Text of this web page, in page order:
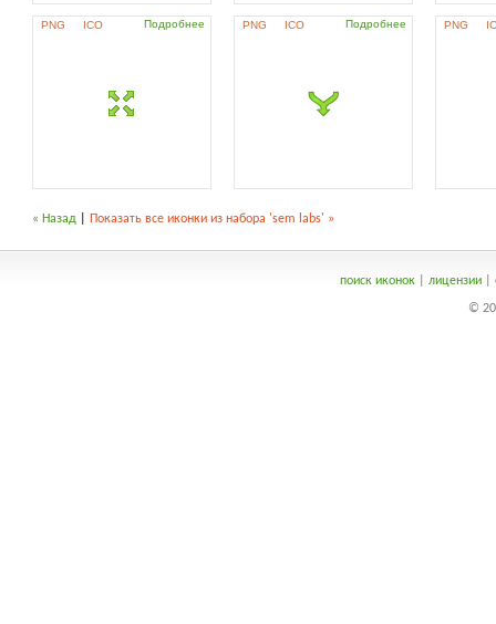
PNG ICO Подробнее PNG ICO Подробнее PNG
« Назад Показать все иконки из набора 'sem labs' »
поиск иконок| лицензии|
©